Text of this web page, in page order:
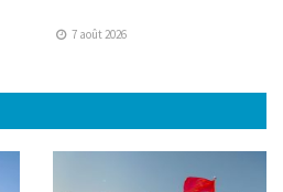
7 août 2026